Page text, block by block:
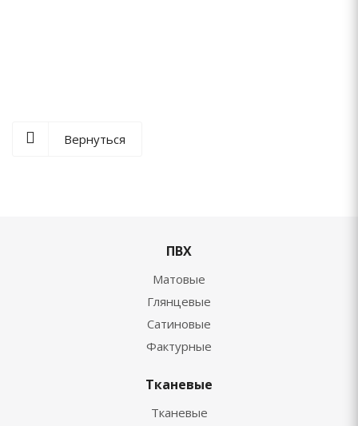
Вернуться
ПВХ
Матовые
Глянцевые
Сатиновые
Фактурные
Тканевые
Тканевые